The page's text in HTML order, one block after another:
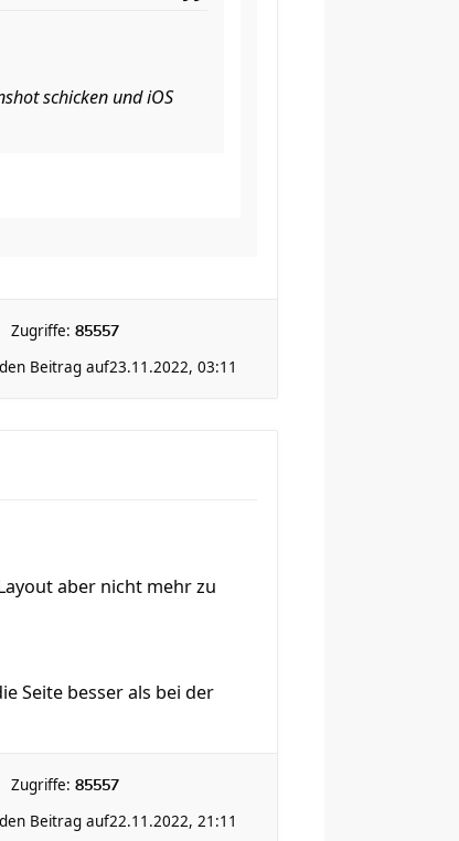
schicken und iOS
Zugriffe: 85557
23.11.2022, 03:11
Beitrag auf
aber nicht mehr zu
Seite besser als bei der
Zugriffe: 85557
22.11.2022, 21:11
Beitrag auf